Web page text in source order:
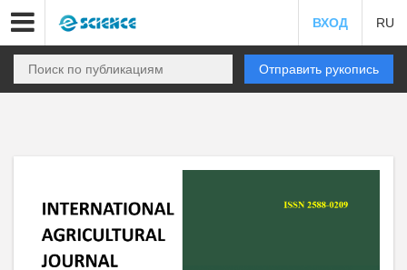
ВХОД RU
Отправить рукопись